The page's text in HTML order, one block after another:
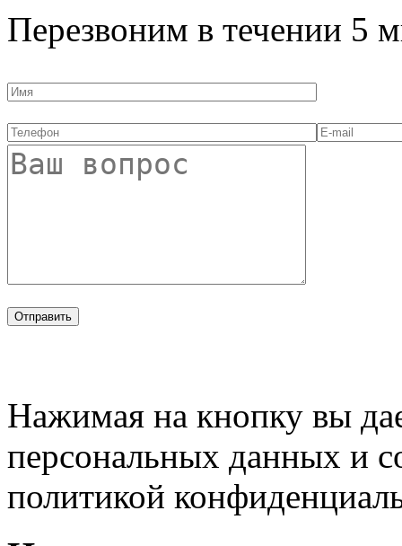
Перезвоним в течении 5
Нажимая на кнопку вы
персональных данных и
политикой